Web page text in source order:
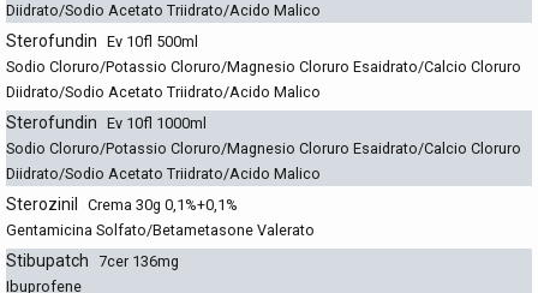
Diidrato/Sodio Acetato Triidrato/Acido Malico
Sterofundin Ev 10fl 500ml
Sodio Cloruro/Potassio Cloruro/Magnesio Cloruro Esaidrato/Calcio Cloruro
Diidrato/Sodio Acetato Triidrato/Acido Malico
Sterofundin Ev 10fl 1000ml
Sodio Cloruro/Potassio Cloruro/Magnesio Cloruro Esaidrato/Calcio Cloruro
Diidrato/Sodio Acetato Triidrato/Acido Malico
Sterozinil
Crema 30g 0,1%+0,1%
Gentamicina Solfato/Betametasone Valerato
Stibupatch
7cer 136mg
Ibuprofene